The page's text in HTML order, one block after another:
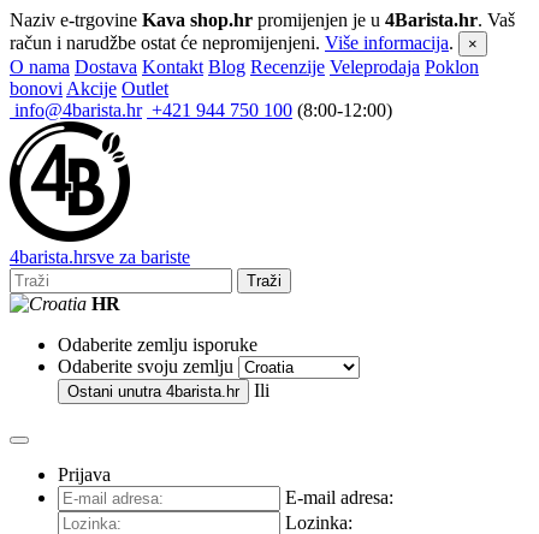
Naziv e-trgovine Kava shop.hr promijenjen je u 4Barista.hr. Vaš
račun i narudžbe ostat će nepromijenjeni. Više informacija. ×
O nama Dostava Kontakt Blog Recenzije Veleprodaja Poklon
bonovi Akcije Outlet
info@4barista.hr +421 944 750 100 (8:00-12:00)
4barista.hrsve za bariste
Traži
HR
Odaberite zemlju isporuke
Odaberite svoju zemlju
Ostani unutra 4barista.hr Ili
Prijava
E-mail adresa:
Lozinka: